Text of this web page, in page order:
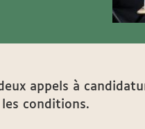
appels à
les conditions.